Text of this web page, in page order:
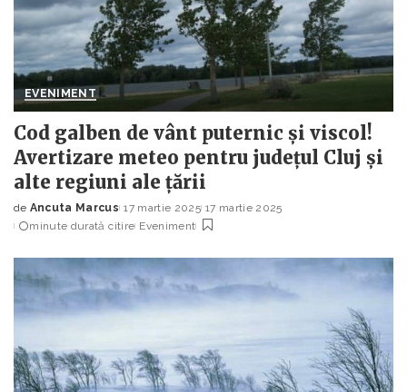
EVENIMENT
Cod galben de vânt puternic și viscol!
Avertizare meteo pentru județul Cluj și
alte regiuni ale țării
Posted
by
de Ancuta Marcus 17 martie 2025 17 martie 2025
minute durată citire Eveniment